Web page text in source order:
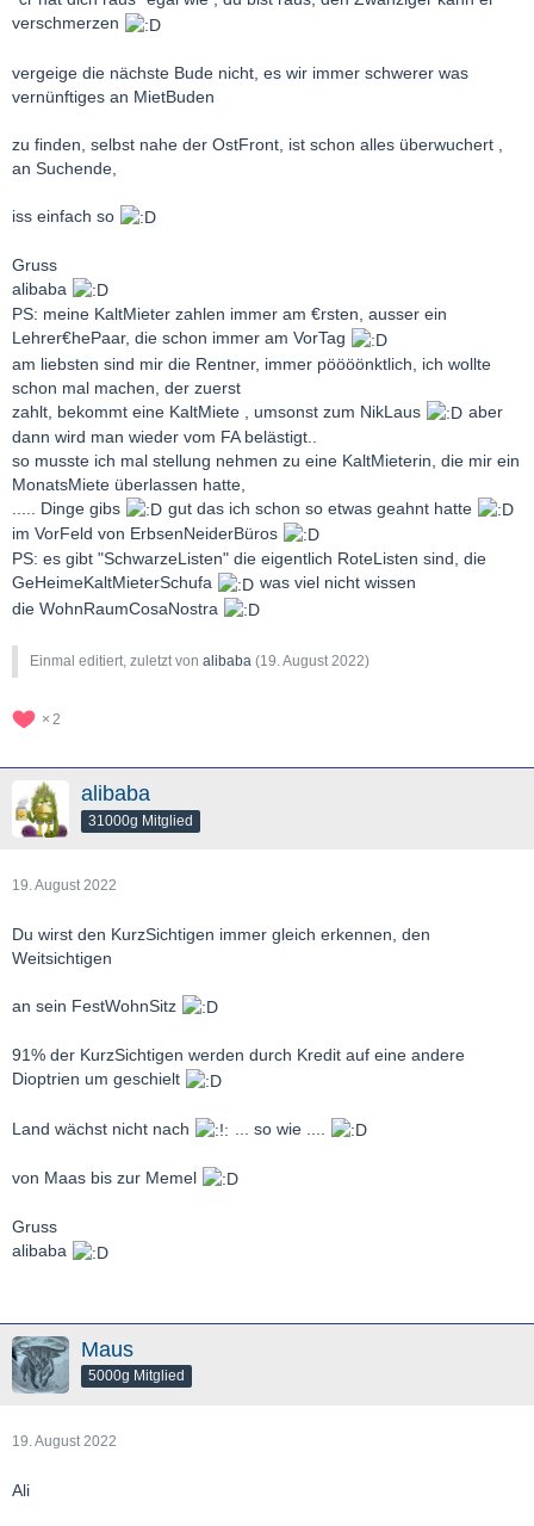
verschmerzen
vergeige die nächste Bude nicht, es wir immer schwerer was
vernünftiges an MietBuden
zu finden, selbst nahe der OstFront, ist schon alles überwuchert ,
an Suchende,
iss einfach so
Gruss
alibaba
PS: meine KaltMieter zahlen immer am €rsten, ausser ein
Lehrer€hePaar, die schon immer am VorTag
am liebsten sind mir die Rentner, immer pöööönktlich, ich wollte
schon mal machen, der zuerst
zahlt, bekommt eine KaltMiete , umsonst zum NikLaus
aber
dann wird man wieder vom FA belästigt..
so musste ich mal stellung nehmen zu eine KaltMieterin, die mir ein
MonatsMiete überlassen hatte,
..... Dinge gibs
gut das ich schon so etwas geahnt hatte
im VorFeld von ErbsenNeiderBüros
PS: es gibt "SchwarzeListen" die eigentlich RoteListen sind, die
GeHeimeKaltMieterSchufa
was viel nicht wissen
die WohnRaumCosaNostra
Einmal editiert, zuletzt von alibaba (19. August 2022)
2
alibaba
31000g Mitglied
19. August 2022
Du wirst den KurzSichtigen immer gleich erkennen, den
Weitsichtigen
an sein FestWohnSitz
91% der KurzSichtigen werden durch Kredit auf eine andere
Dioptrien um geschielt
Land wächst nicht nach ... so wie ....
von Maas bis zur Memel
Gruss
alibaba
Maus
5000g Mitglied
19. August 2022
Ali